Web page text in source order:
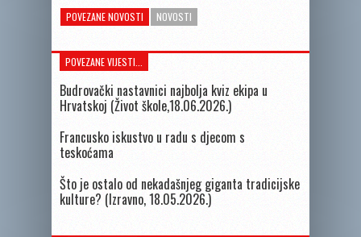
POVEZANE NOVOSTI NOVOSTI
POVEZANE VIJESTI...
Budrovački nastavnici najbolja kviz ekipa u
Hrvatskoj (Život škole,18.06.2026.)
Francusko iskustvo u radu s djecom s
teskoćama
Što je ostalo od nekadašnjeg giganta tradicijske
kulture? (Izravno, 18.05.2026.)